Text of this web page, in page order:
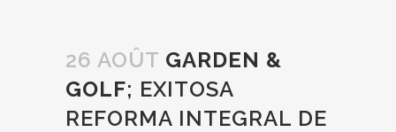
26 AOÛT GARDEN &
GOLF; EXITOSA
REFORMA INTEGRAL DE